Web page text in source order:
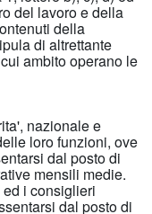
del lavoro e della
della
di altrettante
ambito operano le
nazionale e
loro funzioni, ove
dal posto di
mensili medie.
i consiglieri
dal posto di